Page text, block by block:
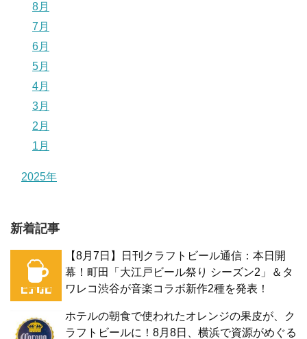
8月
7月
6月
5月
4月
3月
2月
1月
2025年
新着記事
【8月7日】日刊クラフトビール通信：本日開
幕！町田「大江戸ビール祭り シーズン2」＆タ
ワレコ渋谷が音楽コラボ新作2種を発表！
ホテルの朝食で使われたオレンジの果皮が、ク
ラフトビールに！8月8日、横浜で資源がめぐる